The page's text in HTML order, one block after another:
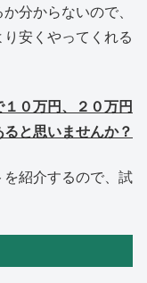
分からないので、
安くやってくれる
０万円、２０万円
と思いませんか？
紹介するので、試